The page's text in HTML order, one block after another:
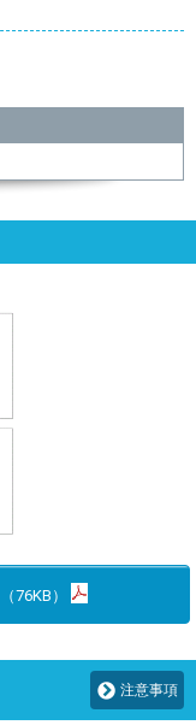
（76KB）
注意事項